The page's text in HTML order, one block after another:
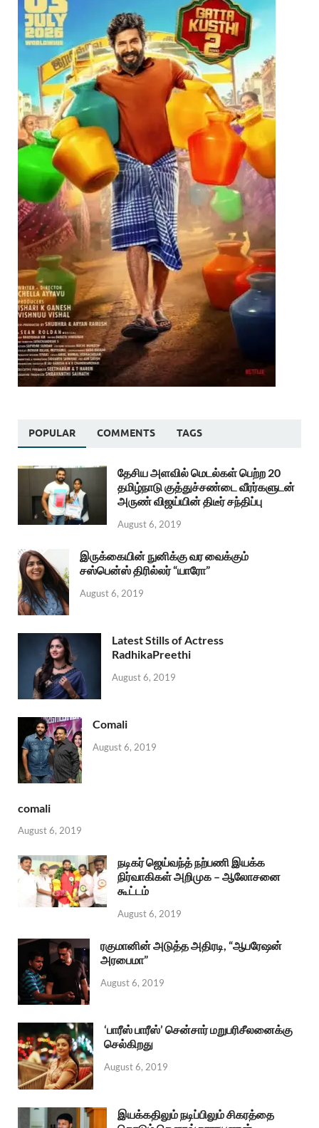
POPULAR COMMENTS TAGS
தேசிய அளவில் மெடல்கள் பெற்ற 20
தமிழ்நாடு குத்துச்சண்டை வீரர்களுடன்
அருண் விஜய்யின் திடீர் சந்திப்பு
August 6, 2019
இருக்கையின் நுனிக்கு வர வைக்கும்
சஸ்பென்ஸ் திரில்லர் “யாரோ”
August 6, 2019
Latest Stills of Actress
RadhikaPreethi
August 6, 2019
Comali
August 6, 2019
comali
August 6, 2019
நடிகர் ஜெய்வந்த் நற்பணி இயக்க
நிர்வாகிகள் அறிமுக – ஆலோசனை
கூட்டம்
August 6, 2019
ரகுமானின் அடுத்த அதிரடி, “ஆபரேஷன்
அரபைமா”
August 6, 2019
‘பாரீஸ் பாரீஸ்’ சென்சார் மறுபரிசீலனைக்கு
செல்கிறது
August 6, 2019
இயக்கதிலும் நடிப்பிலும் சிகரத்தை